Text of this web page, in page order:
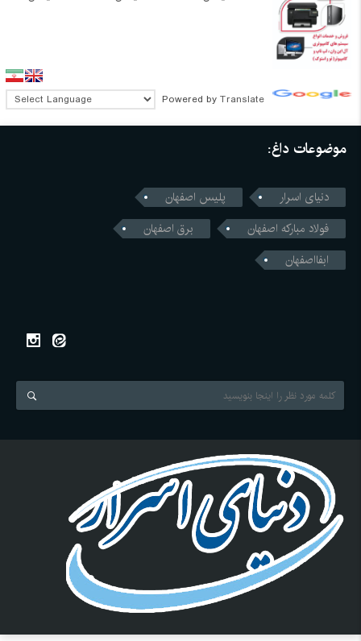
Powered by Translate
موضوعات داغ:
دنیای اسرار
پلیس اصفهان
فولاد مبارکه اصفهان
برق اصفهان
ابفااصفهان